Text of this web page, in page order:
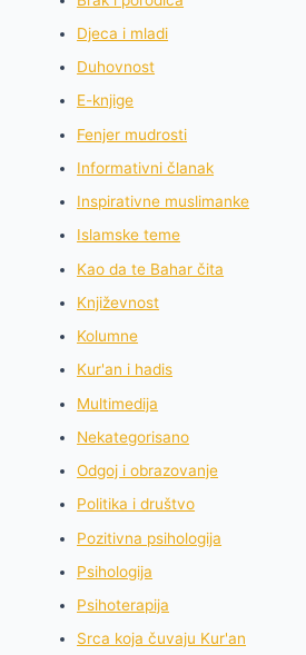
Djeca i mladi
Duhovnost
E-knjige
Fenjer mudrosti
Informativni članak
Inspirativne muslimanke
Islamske teme
Kao da te Bahar čita
Književnost
Kolumne
Kur'an i hadis
Multimedija
Nekategorisano
Odgoj i obrazovanje
Politika i društvo
Pozitivna psihologija
Psihologija
Psihoterapija
Srca koja čuvaju Kur'an